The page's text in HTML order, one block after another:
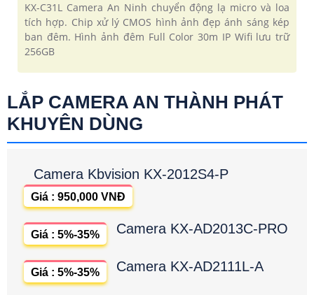
KX-C31L Camera An Ninh chuyển động lạ micro và loa
tích hợp. Chip xử lý CMOS hình ảnh đẹp ánh sáng kép
ban đêm. Hình ảnh đêm Full Color 30m IP Wifi lưu trữ
256GB
LẮP CAMERA AN THÀNH PHÁT
KHUYÊN DÙNG
Camera Kbvision KX-2012S4-P
Giá : 950,000 VNĐ
Camera KX-AD2013C-PRO
Giá : 5%-35%
Camera KX-AD2111L-A
Giá : 5%-35%